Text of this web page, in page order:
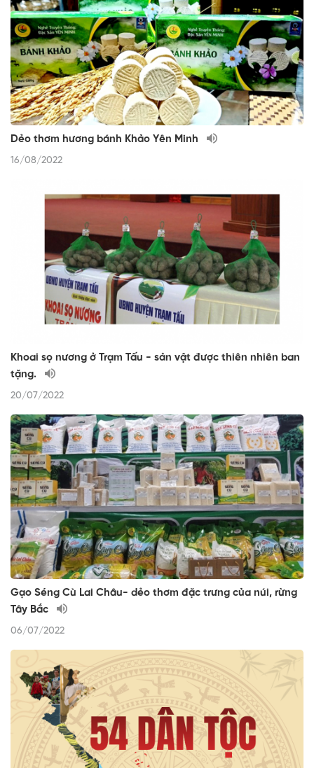
Dẻo thơm hương bánh Khảo Yên Minh
16/08/2022
Khoai sọ nương ở Trạm Tấu - sản vật được thiên nhiên ban
tặng.
20/07/2022
Gạo Séng Cù Lai Châu- dẻo thơm đặc trưng của núi, rừng
Tây Bắc
06/07/2022